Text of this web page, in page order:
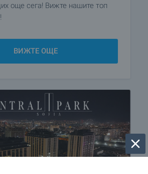
още сега! Вижте нашите топ
ВИЖТЕ ОЩЕ